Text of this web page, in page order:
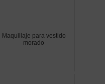
Maquillaje para vestido
morado